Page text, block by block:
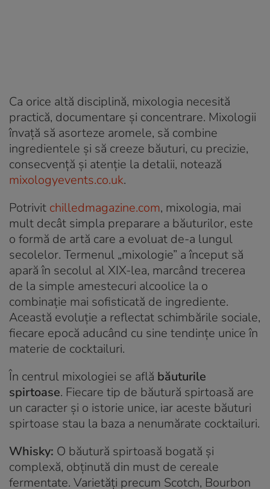
Ca orice altă disciplină, mixologia necesită
practică, documentare și concentrare. Mixologii
învață să asorteze aromele, să combine
ingredientele și să creeze băuturi, cu precizie,
consecvență și atenție la detalii, notează
mixologyevents.co.uk.
Potrivit chilledmagazine.com, mixologia, mai
mult decât simpla preparare a băuturilor, este
o formă de artă care a evoluat de-a lungul
secolelor. Termenul „mixologie” a început să
apară în secolul al XIX-lea, marcând trecerea
de la simple amestecuri alcoolice la o
combinație mai sofisticată de ingrediente.
Această evoluție a reflectat schimbările sociale,
fiecare epocă aducând cu sine tendințe unice în
materie de cocktailuri.
În centrul mixologiei se află băuturile
spirtoase. Fiecare tip de băutură spirtoasă are
un caracter și o istorie unice, iar aceste băuturi
spirtoase stau la baza a nenumărate cocktailuri.
Whisky: O băutură spirtoasă bogată și
complexă, obținută din must de cereale
fermentate. Varietăți precum Scotch, Bourbon